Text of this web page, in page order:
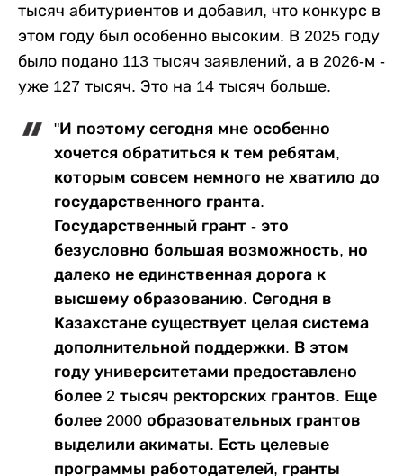
тысяч абитуриентов и добавил, что конкурс в
этом году был особенно высоким. В 2025 году
было подано 113 тысяч заявлений, а в 2026-м -
уже 127 тысяч. Это на 14 тысяч больше.
"И поэтому сегодня мне особенно
хочется обратиться к тем ребятам,
которым совсем немного не хватило до
государственного гранта.
Государственный грант - это
безусловно большая возможность, но
далеко не единственная дорога к
высшему образованию. Сегодня в
Казахстане существует целая система
дополнительной поддержки. В этом
году университетами предоставлено
более 2 тысяч ректорских грантов. Еще
более 2000 образовательных грантов
выделили акиматы. Есть целевые
программы работодателей, гранты